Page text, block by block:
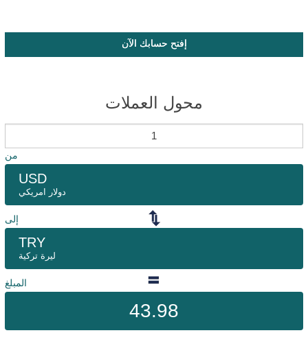
إفتح حسابك الآن
محول العملات
من
USD
دولار امريكي
إلى
TRY
ليرة تركية
المبلغ
43.98